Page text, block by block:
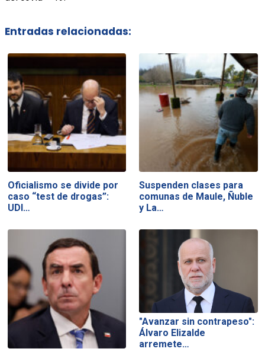
Entradas relacionadas:
Oficialismo se divide por
caso “test de drogas”:
UDI…
Suspenden clases para
comunas de Maule, Ñuble
y La…
"Avanzar sin contrapeso":
Álvaro Elizalde
arremete…